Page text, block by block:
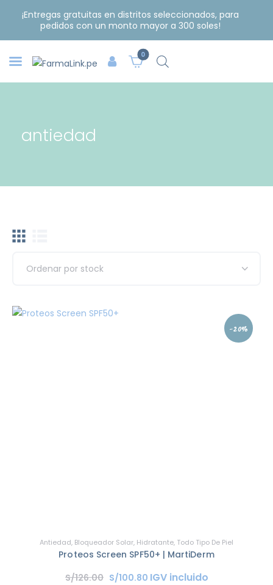
¡Entregas gratuitas en distritos seleccionados, para
pedidos con un monto mayor a 300 soles!
0
antiedad
-20%
Antiedad, Bloqueador Solar, Hidratante, Todo Tipo De Piel
Proteos Screen SPF50+ | MartiDerm
S/126.00 S/100.80 IGV incluido